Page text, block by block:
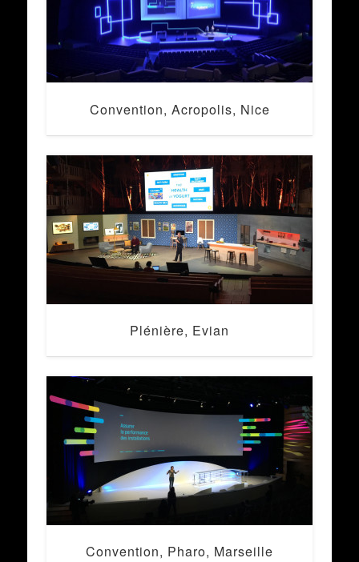
Convention, Acropolis, Nice
Plénière, Evian
Convention, Pharo, Marseille